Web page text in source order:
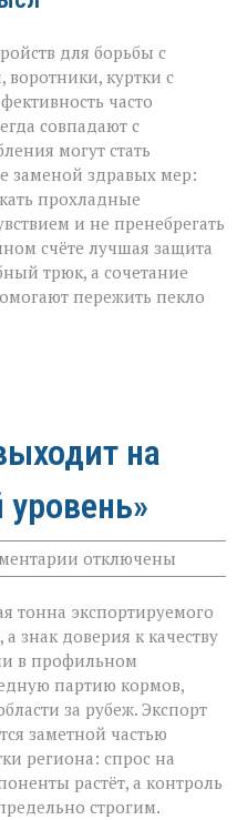
для борьбы с
куртки с
часто
совпадают с
могут стать
заменой здравых мер:
прохладные
и не пренебрегать
счёте лучшая защита
трюк, а сочетание
пережить пекло
на
к
записи
шрот
выходит
международный
уровень»
отключены
тонна экспортируемого
знак доверия к качеству
в профильном
партию кормов,
за рубеж. Экспорт
заметной частью
региона: спрос на
растёт, а контроль
строгим.